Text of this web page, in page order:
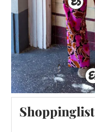
€109,95
Shoppinglist